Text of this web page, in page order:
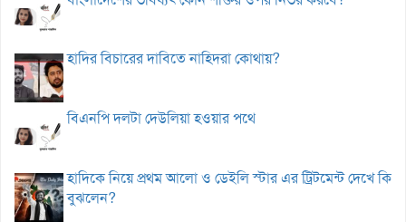
হাদির বিচারের দাবিতে নাহিদরা কোথায়?
বিএনপি দলটা দেউলিয়া হওয়ার পথে
হাদিকে নিয়ে প্রথম আলো ও ডেইলি স্টার এর ট্রিটমেন্ট দেখে কি
বুঝলেন?